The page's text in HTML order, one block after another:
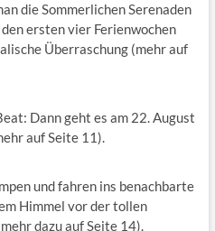
die Sommerlichen Serenaden
ersten vier Ferienwochen
Überraschung (mehr auf
Dann geht es am 22. August
auf Seite 11).
und fahren ins benachbarte
Himmel vor der tollen
dazu auf Seite 14).